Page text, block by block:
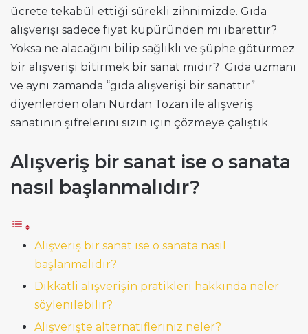
ücrete tekabül ettiği sürekli zihnimizde. Gıda
alışverişi sadece fiyat kupüründen mi ibarettir?
Yoksa ne alacağını bilip sağlıklı ve şüphe götürmez
bir alışverişi bitirmek bir sanat mıdır? Gıda uzmanı
ve aynı zamanda “gıda alışverişi bir sanattır”
diyenlerden olan Nurdan Tozan ile alışveriş
sanatının şifrelerini sizin için çözmeye çalıştık.
Alışveriş bir sanat ise o sanata
nasıl başlanmalıdır?
Alışveriş bir sanat ise o sanata nasıl
başlanmalıdır?
Dikkatli alışverişin pratikleri hakkında neler
söylenilebilir?
Alışverişte alternatifleriniz neler?